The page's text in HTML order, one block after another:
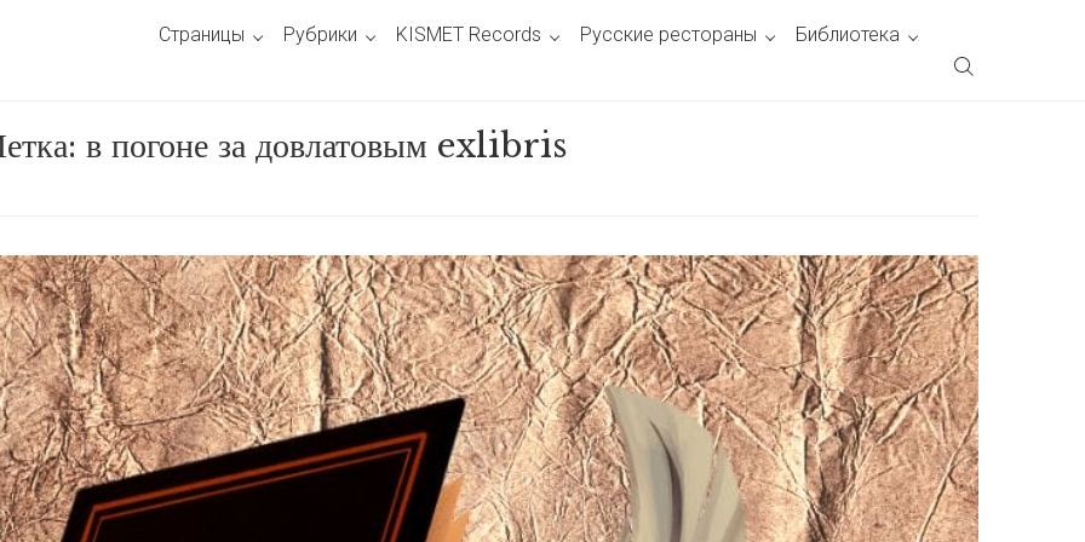
Страницы Рубрики KISMET Records Русские рестораны Библиотека
в погоне за довлатовым exlibris